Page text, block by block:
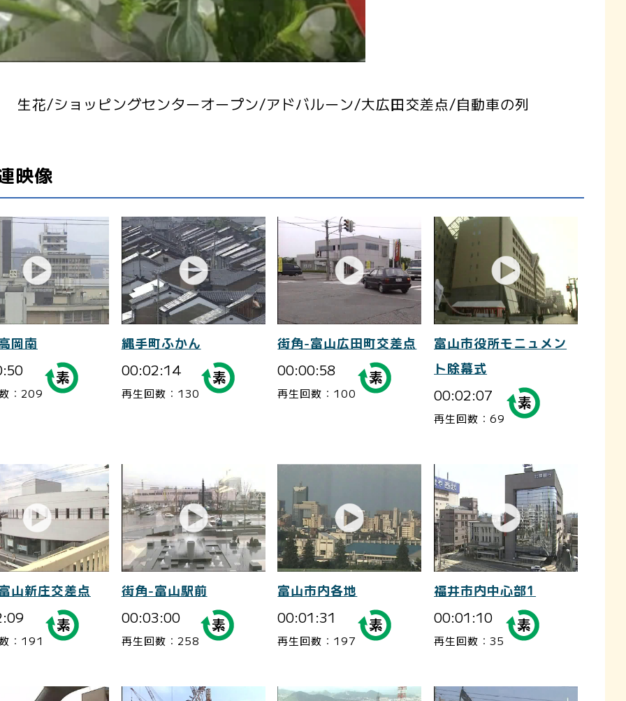
生花/ショッピングセンターオープン/アドバルーン/大広田交差点/自動車の列
映像
岡南
：209
縄手町ふかん
00:02:14
再生回数：130
街角-富山広田町交差点
00:00:58
再生回数：100
富山市役所モニュメン
ト除幕式
00:02:07
再生回数：69
山新庄交差点
：191
街角-富山駅前
00:03:00
再生回数：258
富山市内各地
00:01:31
再生回数：197
福井市内中心部1
00:01:10
再生回数：35